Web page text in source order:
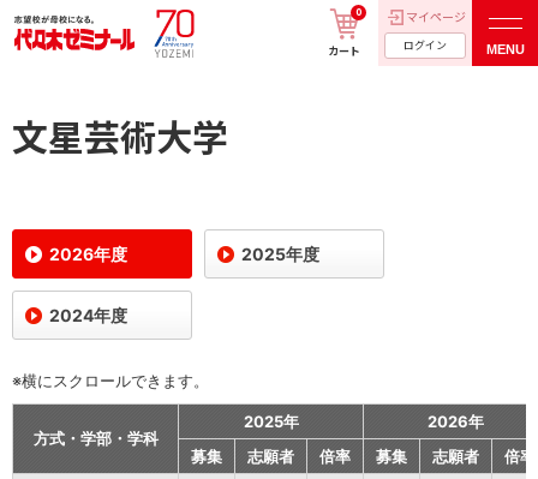
カート
0 マイページ
ログイン MENU
文星芸術大学
2026年度 2025年度
2024年度
※横にスクロールできます。
方式・学部・学科
2025年
2026年
募集
志願者 倍率 募集 志願者
倍率